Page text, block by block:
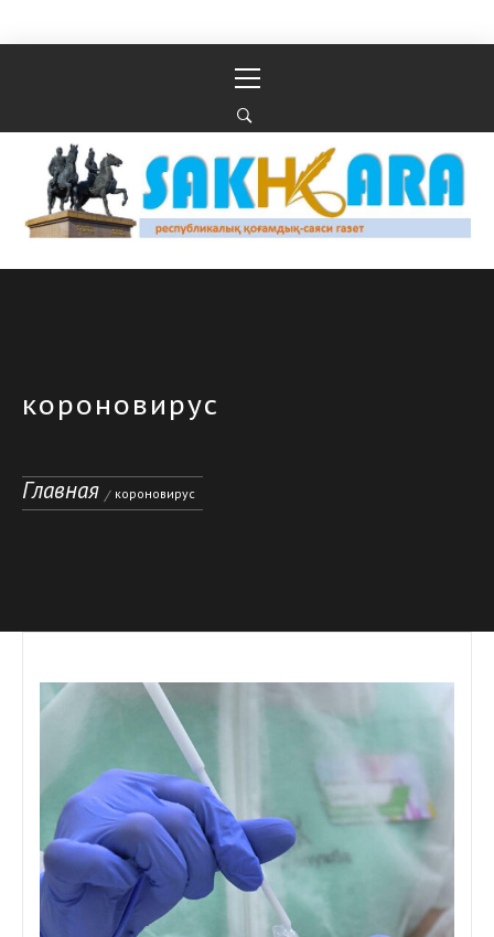
Перейти к содержимому
меню
Республикалық қоғамдық-саяси газеті
короновирус
Главная короновирус